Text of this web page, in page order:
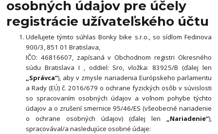
osobných údajov pre účely
registrácie užívateľského účtu
Udeľujete týmto súhlas Bonky bike s.r.o., so sídlom Fedinova
900/3, 851 01 Bratislava,
IČO: 46816607, zapísaná v Obchodnom registri Okresného
súdu Bratislava I , oddiel: Sro, vložka: 83925/B (ďalej len
„Správca“), aby v zmysle nariadenia Európskeho parlamentu
a Rady (EÚ) č. 2016/679 o ochrane fyzických osôb v súvislosti
so spracovaním osobných údajov a voľnom pohybe týchto
údajov a o zrušení smernice 95/46/ES (všeobecné nariadenie
o ochrane osobných údajov) (ďalej len „Nariadenie“),
spracovával/a nasledujúce osobné údaje: